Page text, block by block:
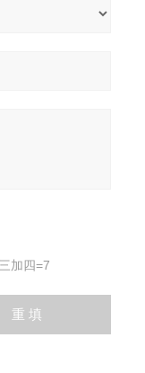
加四=7